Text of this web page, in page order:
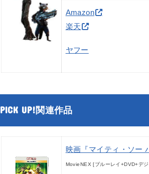
Amazon
楽天
ヤフー
PICK UP!関連作品
映画『マイティ・ソー
MovieNEX [ブルーレイ+DVD+デ